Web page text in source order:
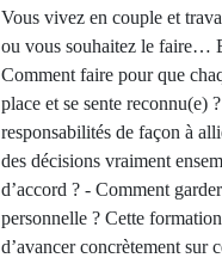
Vous vivez en couple et
ou vous souhaitez le faire…
Comment faire pour que
place et se sente reconnu(e)
responsabilités de façon à
des décisions vraiment
d’accord ? - Comment
personnelle ? Cette
d’avancer concrètement sur